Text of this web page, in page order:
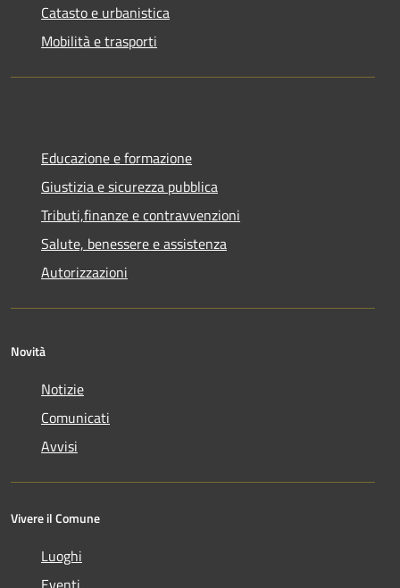
Catasto e urbanistica
Mobilità e trasporti
Educazione e formazione
Giustizia e sicurezza pubblica
Tributi,finanze e contravvenzioni
Salute, benessere e assistenza
Autorizzazioni
Novità
Notizie
Comunicati
Avvisi
Vivere il Comune
Luoghi